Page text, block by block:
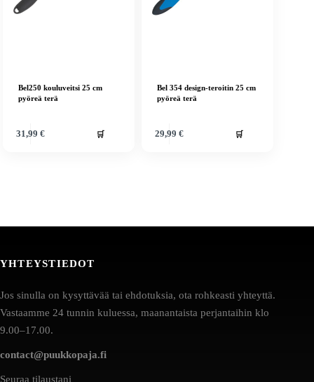
Bel250 kouluveitsi 25 cm
pyöreä terä
31,99 € 🛒
Bel 354 design-teroitin 25 cm
pyöreä terä
29,99 € 🛒
YHTEYSTIEDOT
Jos sinulla on kysyttävää tai ehdotuksia, ota rohkeasti yhteyttä.
Vastaamme 24 tunnin kuluessa, maanantaista perjantaihin klo
9.00–17.00.
contact@puukkopaja.fi
Seuraa tilaustani